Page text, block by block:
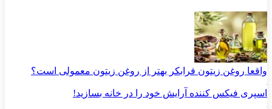
واقعا روغن زیتون فرابکر بهتر از روغن زیتون معمولی است؟
اسپری فیکس کننده آرایش خود را در خانه بسازید!